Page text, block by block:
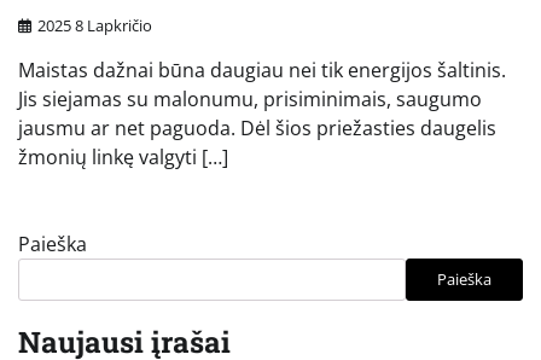
2025 8 Lapkričio
Maistas dažnai būna daugiau nei tik energijos šaltinis.
Jis siejamas su malonumu, prisiminimais, saugumo
jausmu ar net paguoda. Dėl šios priežasties daugelis
žmonių linkę valgyti […]
Paieška
Paieška
Naujausi įrašai